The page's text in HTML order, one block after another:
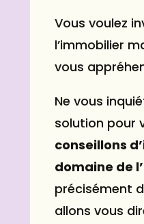
Vous voulez
l’immobilier
vous
Ne vous
solution pour
conseillons
domaine de
précisément
allons vous